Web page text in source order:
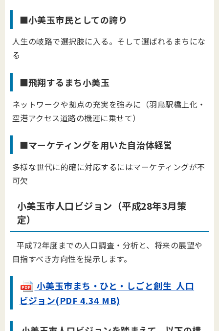
■小美玉市民としての誇り
人生の岐路で選択肢に入る。そして選ばれるまちにな
る
■飛翔するまち小美玉
ネットワークや拠点の充実を強みに（羽鳥駅橋上化・
空港アクセス道路の機運に乗せて）
■マーケティングを用いた自治体経営
多様な世代に的確に対応するにはマーケティングが不
可欠
小美玉市人口ビジョン（平成28年3月策
定）
平成72年度までの人口調査・分析と、将来の展望や
目指すべき方向性を提示します。
小美玉市まち・ひと・しごと創生 人口
ビジョン(PDF 4.34 MB)